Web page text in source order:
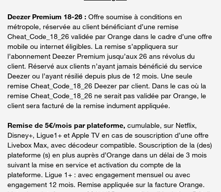
Deezer Premium 18-26 : Offre soumise à conditions en
métropole, réservée au client bénéficiant d’une remise
Cheat_Code_18_26 validée par Orange dans le cadre d’une offre
mobile ou internet éligibles. La remise s’appliquera sur
l’abonnement Deezer Premium jusqu’aux 26 ans révolus du
client. Réservé aux clients n’ayant jamais bénéficié du service
Deezer ou l’ayant résilié depuis plus de 12 mois. Une seule
remise Cheat_Code_18_26 Deezer par client. Dans le cas où la
remise Cheat_Code_18_26 ne serait pas validée par Orange, le
client sera facturé de la remise indument appliquée.
Remise de 5€/mois par plateforme, cumulable, sur Netflix,
Disney+, Ligue1+ et Apple TV en cas de souscription d’une offre
Livebox Max, avec décodeur compatible. Souscription de la (des)
plateforme (s) en plus auprès d’Orange dans un délai de 3 mois
suivant la mise en service et activation du compte de la
plateforme. Ligue 1+ : avec engagement mensuel ou avec
engagement 12 mois. Remise appliquée sur la facture Orange.